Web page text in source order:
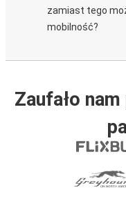
zamiast tego
mobilność?
Zaufało